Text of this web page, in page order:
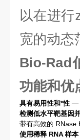
以在进
宽的动态
Bio-Rad
功能和优
具有易用性和*性 —
检测低水平靶基因
带有高效的 RNase
使用稀释 RNA 样本